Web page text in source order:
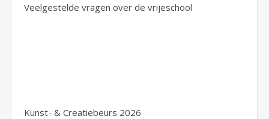
Veelgestelde vragen over de vrijeschool
Kunst- & Creatiebeurs 2026